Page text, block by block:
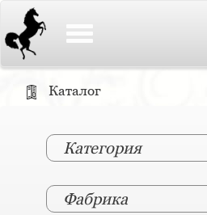
Каталог
Категория
Фабрика